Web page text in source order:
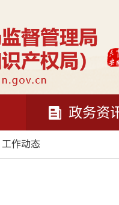
政务资
工作动态